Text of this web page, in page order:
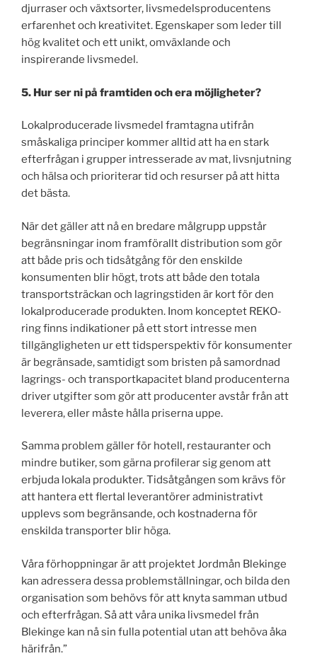
djurraser och växtsorter, livsmedelsproducentens
erfarenhet och kreativitet. Egenskaper som leder till
hög kvalitet och ett unikt, omväxlande och
inspirerande livsmedel.
5. Hur ser ni på framtiden och era möjligheter?
Lokalproducerade livsmedel framtagna utifrån
småskaliga principer kommer alltid att ha en stark
efterfrågan i grupper intresserade av mat, livsnjutning
och hälsa och prioriterar tid och resurser på att hitta
det bästa.
När det gäller att nå en bredare målgrupp uppstår
begränsningar inom framförallt distribution som gör
att både pris och tidsåtgång för den enskilde
konsumenten blir högt, trots att både den totala
transportsträckan och lagringstiden är kort för den
lokalproducerade produkten. Inom konceptet REKO-
ring finns indikationer på ett stort intresse men
tillgängligheten ur ett tidsperspektiv för konsumenter
är begränsade, samtidigt som bristen på samordnad
lagrings- och transportkapacitet bland producenterna
driver utgifter som gör att producenter avstår från att
leverera, eller måste hålla priserna uppe.
Samma problem gäller för hotell, restauranter och
mindre butiker, som gärna profilerar sig genom att
erbjuda lokala produkter. Tidsåtgången som krävs för
att hantera ett flertal leverantörer administrativt
upplevs som begränsande, och kostnaderna för
enskilda transporter blir höga.
Våra förhoppningar är att projektet Jordmån Blekinge
kan adressera dessa problemställningar, och bilda den
organisation som behövs för att knyta samman utbud
och efterfrågan. Så att våra unika livsmedel från
Blekinge kan nå sin fulla potential utan att behöva åka
härifrån.”